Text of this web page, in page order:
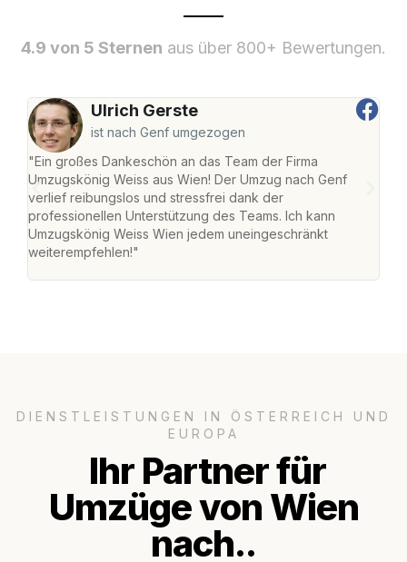
4.9 von 5 Sternen aus über 800+ Bewertungen.
Ulrich Gerste
ist nach Genf umgezogen
"Ein großes Dankeschön an das Team der Firma
Umzugskönig Weiss aus Wien! Der Umzug nach Genf
verlief reibungslos und stressfrei dank der
professionellen Unterstützung des Teams. Ich kann
Umzugskönig Weiss Wien jedem uneingeschränkt
weiterempfehlen!"
DIENSTLEISTUNGEN IN ÖSTERREICH UND
EUROPA
Ihr Partner für
Umzüge von Wien
nach..